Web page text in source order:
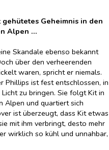
Geheimnis in den
Alpen ...
Skandale ebenso bekannt
über den verheerenden
waren, spricht er niemals.
Phillips ist fest entschlossen, in
zu bringen. Sie folgt Kit in
Alpen und quartiert sich
ist überzeugt, dass Kit etwas
mit ihm verbringt, desto mehr
wirklich so kühl und unnahbar,